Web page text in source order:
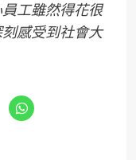
工雖然得花很
感受到社會大